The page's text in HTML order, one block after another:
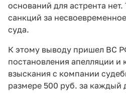
оснований для астрента
санкций за
суда.
К этому выводу пришел ВС
постановления апелляции и
взыскания с компании
размере 500 руб. за каждый